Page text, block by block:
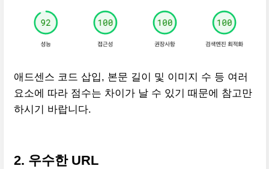
애드센스 코드 삽입, 본문 길이 및 이미지 수 등 여러
요소에 따라 점수는 차이가 날 수 있기 때문에 참고만
하시기 바랍니다.
2. 우수한 URL